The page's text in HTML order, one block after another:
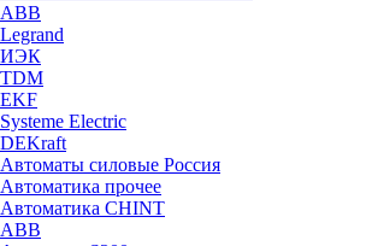
ABB
Legrand
ИЭК
TDM
EKF
Systeme Electric
DEKraft
Автоматы силовые Россия
Автоматика прочее
Автоматика CHINT
ABB